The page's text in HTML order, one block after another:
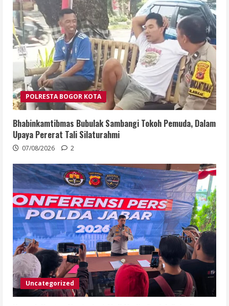
POLRESTA BOGOR KOTA
Bhabinkamtibmas Bubulak Sambangi Tokoh Pemuda, Dalam
Upaya Pererat Tali Silaturahmi
07/08/2026 2
Uncategorized